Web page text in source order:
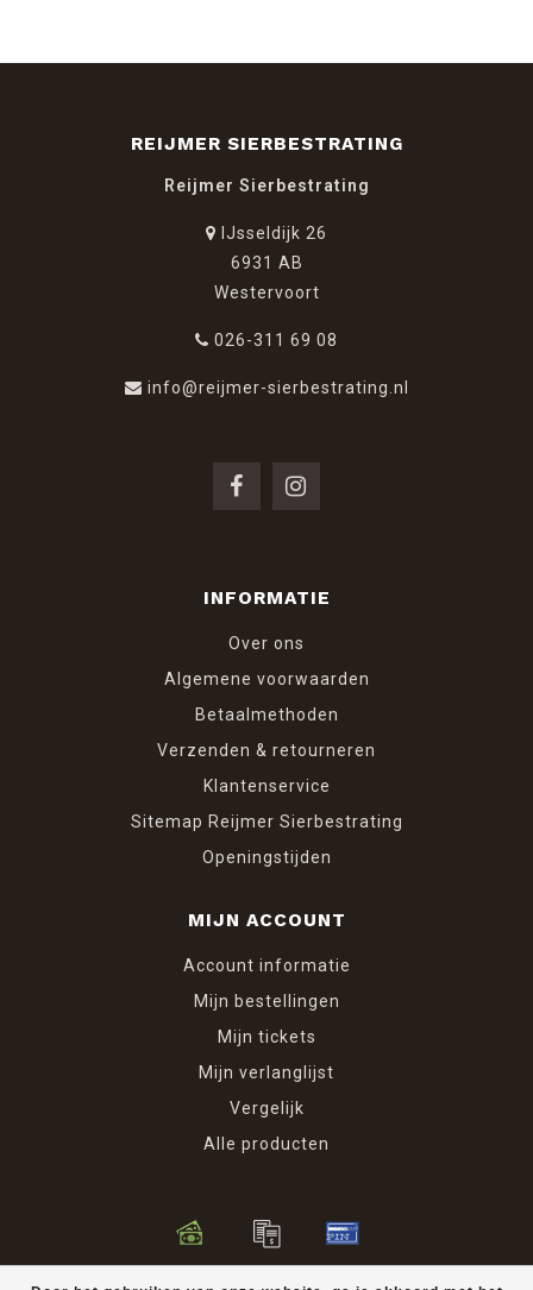
REIJMER SIERBESTRATING
Reijmer Sierbestrating
IJsseldijk 26
6931 AB
Westervoort
026-311 69 08
info@reijmer-sierbestrating.nl
INFORMATIE
Over ons
Algemene voorwaarden
Betaalmethoden
Verzenden & retourneren
Klantenservice
Sitemap Reijmer Sierbestrating
Openingstijden
MIJN ACCOUNT
Account informatie
Mijn bestellingen
Mijn tickets
Mijn verlanglijst
Vergelijk
Alle producten